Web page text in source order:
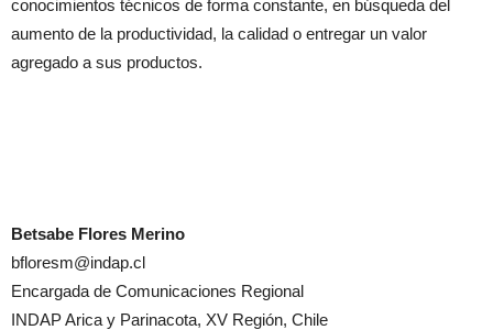
conocimientos técnicos de forma constante, en búsqueda del
aumento de la productividad, la calidad o entregar un valor
agregado a sus productos.
Betsabe Flores Merino
bfloresm@indap.cl
Encargada de Comunicaciones Regional
INDAP Arica y Parinacota, XV Región, Chile